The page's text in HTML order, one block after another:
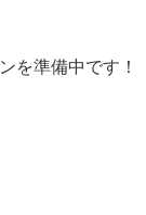
を準備中です！